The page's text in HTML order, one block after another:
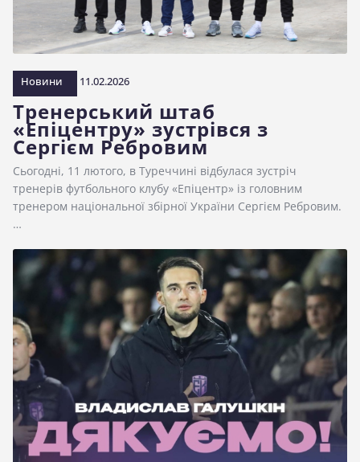
Новини 11.02.2026
Тренерський штаб
«Епіцентру» зустрівся з
Сергієм Ребровим
Сьогодні, 11 лютого, в Туреччині відбулася зустріч
тренерів футбольного клубу «Епіцентр» із головним
тренером національної збірної України Сергієм Ребровим.
…